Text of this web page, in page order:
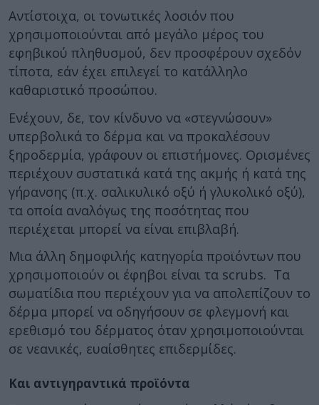
Αντίστοιχα, οι τονωτικές λοσιόν που
χρησιμοποιούνται από μεγάλο μέρος του
εφηβικού πληθυσμού, δεν προσφέρουν σχεδόν
τίποτα, εάν έχει επιλεγεί το κατάλληλο
καθαριστικό προσώπου.
Ενέχουν, δε, τον κίνδυνο να «στεγνώσουν»
υπερβολικά το δέρμα και να προκαλέσουν
ξηροδερμία, γράφουν οι επιστήμονες. Ορισμένες
περιέχουν συστατικά κατά της ακμής ή κατά της
γήρανσης (π.χ. σαλικυλικό οξύ ή γλυκολικό οξύ),
τα οποία αναλόγως της ποσότητας που
περιέχεται μπορεί να είναι επιβλαβή.
Μια άλλη δημοφιλής κατηγορία προϊόντων που
χρησιμοποιούν οι έφηβοι είναι τα scrubs. Τα
σωματίδια που περιέχουν για να απολεπίζουν το
δέρμα μπορεί να οδηγήσουν σε φλεγμονή και
ερεθισμό του δέρματος όταν χρησιμοποιούνται
σε νεανικές, ευαίσθητες επιδερμίδες.
Και αντιγηραντικά προϊόντα